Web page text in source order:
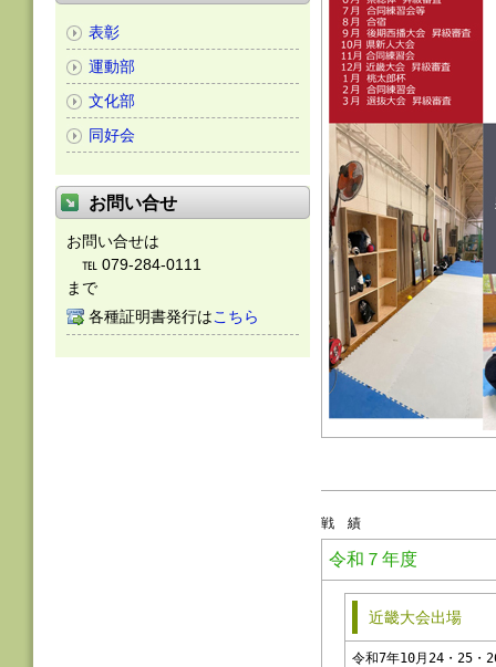
戦 績
令和７年度
近畿大会出場
令和7年10月24・25・
表彰
運動部
文化部
同好会
お問い合せ
お問い合せは
℡ 079-284-0111
まで
各種証明書発行はこちら